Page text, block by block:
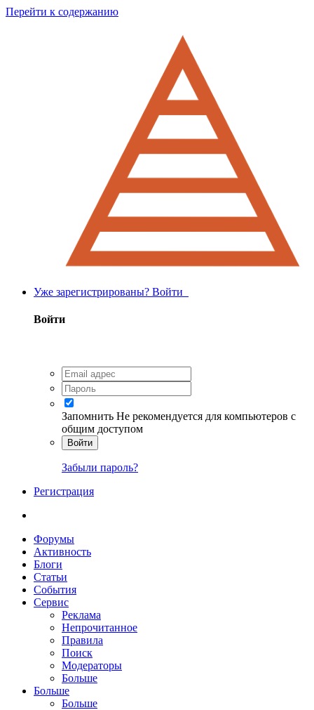
Перейти к содержанию
Уже зарегистрированы? Войти
Войти
Запомнить Не рекомендуется для компьютеров с
общим доступом
Войти
Забыли пароль?
Регистрация
Форумы
Активность
Блоги
Статьи
События
Сервис
Реклама
Непрочитанное
Правила
Поиск
Модераторы
Больше
Больше
Больше